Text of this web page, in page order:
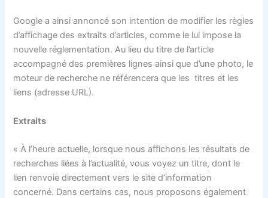
Google a ainsi annoncé son intention de modifier les règles
d’affichage des extraits d’articles, comme le lui impose la
nouvelle réglementation. Au lieu du titre de l’article
accompagné des premières lignes ainsi que d’une photo, le
moteur de recherche ne référencera que les titres et les
liens (adresse URL).
Extraits
« À l’heure actuelle, lorsque nous affichons les résultats de
recherches liées à l’actualité, vous voyez un titre, dont le
lien renvoie directement vers le site d’information
concerné. Dans certains cas, nous proposons également